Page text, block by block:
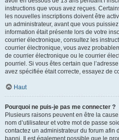
instructions que vous avez reçues.
les nouvelles inscriptions doivent être
un administrateur, avant que vous
information était présente lors de votre
courrier électronique, consultez les
courrier électronique, vous avez
de courrier électronique ou le courrier
pourriel. Si vous êtes certain que
avez spécifiée était correcte, essayez de
Haut
Pourquoi ne puis-je pas me connecter ?
Plusieurs raisons peuvent en être la
nom d’utilisateur et votre mot de passe
contactez un administrateur du forum afin
banni. Il est également possible que le